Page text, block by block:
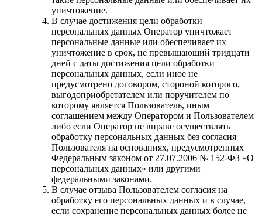
уничтожение.
В случае достижения цели обработки
персональных данных Оператор уничтожает
персональные данные или обеспечивает их
уничтожение в срок, не превышающий тридцати
дней с даты достижения цели обработки
персональных данных, если иное не
предусмотрено договором, стороной которого,
выгодоприобретателем или поручителем по
которому является Пользователь, иным
соглашением между Оператором и Пользователем
либо если Оператор не вправе осуществлять
обработку персональных данных без согласия
Пользователя на основаниях, предусмотренных
Федеральным законом от 27.07.2006 № 152-ФЗ «О
персональных данных» или другими
федеральными законами.
В случае отзыва Пользователем согласия на
обработку его персональных данных и в случае,
если сохранение персональных данных более не